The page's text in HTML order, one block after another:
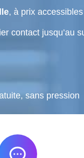
, à prix accessibles
contact jusqu’au
sans pression